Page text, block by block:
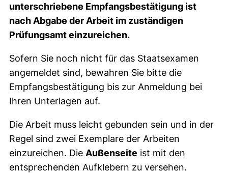
unterschriebene Empfangsbestätigung ist
nach Abgabe der Arbeit im zuständigen
Prüfungsamt einzureichen.
Sofern Sie noch nicht für das Staatsexamen
angemeldet sind, bewahren Sie bitte die
Empfangsbestätigung bis zur Anmeldung bei
Ihren Unterlagen auf.
Die Arbeit muss leicht gebunden sein und in der
Regel sind zwei Exemplare der Arbeiten
einzureichen. Die Außenseite ist mit den
entsprechenden Aufklebern zu versehen.